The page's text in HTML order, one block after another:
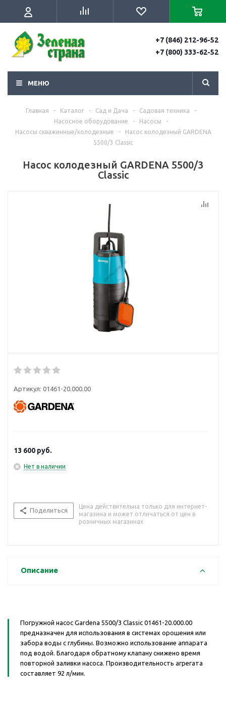
+7 (846) 212-96-52
+7 (800) 333-62-52
МЕНЮ
Главная - Каталог - Сад и Дача - Садовая техника
-
Насосное оборудование
- Насосы
-
Насосы скважинные/колодезные
-
Насос колодезный GARDENA
5500/3 Classic
Насос колодезный GARDENA 5500/3
Classic
Артикул: 01461-20.000.00
13 600 руб.
Нет в наличии
Поделиться
Цена действительна только для интернет-
магазина и может отличаться от цен в
розничных магазинах
Описание
Погружной насос Gardena 5500/3 Classic 01461-20.000.00
предназначен для использования в системах орошения или
забора воды с глубины. Возможно использование аппарата
под водой. Благодаря обратному клапану снижено время
повторной заливки насоса. Производительность агрегата
составляет 92 л/мин.